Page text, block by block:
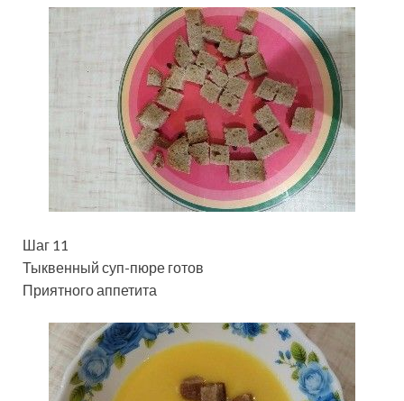
Шаг 11
Тыквенный суп-пюре готов
Приятного аппетита